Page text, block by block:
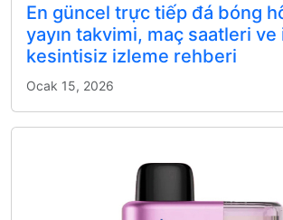
En güncel trực tiếp đá bóng
yayın takvimi, maç saatleri
kesintisiz izleme rehberi
Ocak 15, 2026